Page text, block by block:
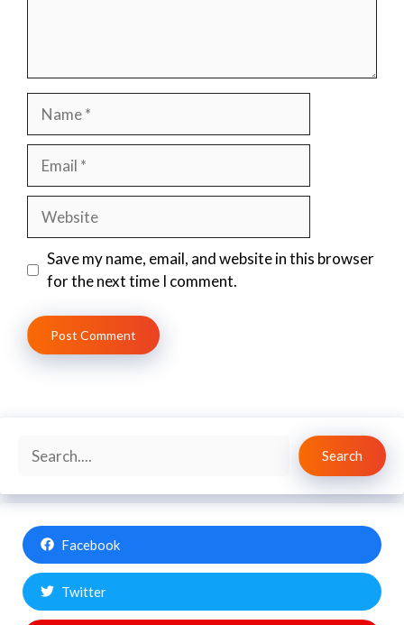
Name
Email
Website
Save my name, email, and website in this browser
for the next time I comment.
Search
Search
Facebook
Twitter